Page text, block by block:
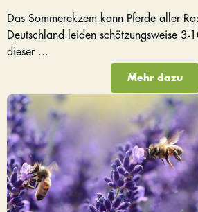
Das Sommerekzem kann Pferde aller
Deutschland leiden schätzungsweise 3-
dieser ...
Mehr dazu